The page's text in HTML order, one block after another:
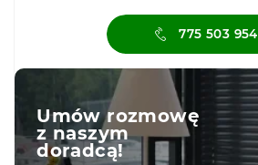
775 503 954
Umów rozmowę
z naszym
doradcą!